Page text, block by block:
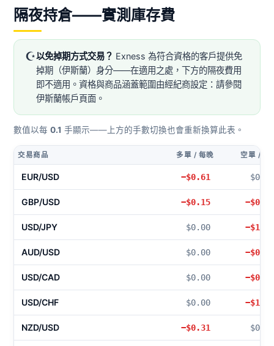
隔夜持倉——實測庫存費
☪️以免掉期方式交易？ Exness 為符合資格的客戶提供免
掉期（伊斯蘭）身分——在適用之處，下方的隔夜費用
即不適用。資格與商品涵蓋範圍由經紀商設定：請參閱
伊斯蘭帳戶頁面。
數值以每 0.1 手顯示——上方的手數切換也會重新換算此表。
交易商品 多單 / 每晚 空單 / 每
EUR/USD −$0.61 $0.00
GBP/USD −$0.15 −$0.11
USD/JPY $0.00 −$1.07
AUD/USD $0.00 −$0.20
USD/CAD $0.00 −$0.55
USD/CHF $0.00 −$1.27
NZD/USD −$0.31 $0.00